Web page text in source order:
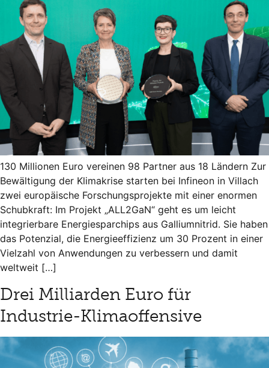
130 Millionen Euro vereinen 98 Partner aus 18 Ländern Zur
Bewältigung der Klimakrise starten bei Infineon in Villach
zwei europäische Forschungsprojekte mit einer enormen
Schubkraft: Im Projekt „ALL2GaN“ geht es um leicht
integrierbare Energiesparchips aus Galliumnitrid. Sie haben
das Potenzial, die Energieeffizienz um 30 Prozent in einer
Vielzahl von Anwendungen zu verbessern und damit
weltweit […]
Drei Milliarden Euro für
Industrie-Klimaoffensive